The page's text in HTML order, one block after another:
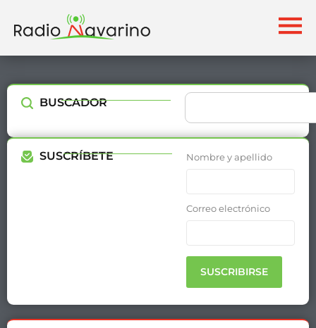
BUSCADOR
SUSCRÍBETE Nombre y apellido
Correo electrónico